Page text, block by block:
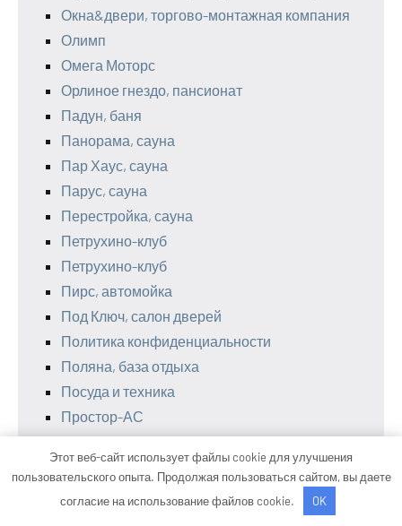
Окна&двери, торгово-монтажная компания
Олимп
Омега Моторс
Орлиное гнездо, пансионат
Падун, баня
Панорама, сауна
Пар Хаус, сауна
Парус, сауна
Перестройка, сауна
Петрухино-клуб
Петрухино-клуб
Пирс, автомойка
Под Ключ, салон дверей
Политика конфиденциальности
Поляна, база отдыха
Посуда и техника
Простор-АС
Профит-сервис
Радужнинские бани
Этот веб-сайт использует файлы cookie для улучшения
пользовательского опыта. Продолжая пользоваться сайтом, вы даете
согласие на использование файлов cookie.
OK